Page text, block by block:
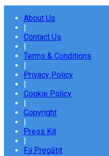
About Us
|
Contact Us
|
Terms & Conditions
|
Privacy Policy
|
Cookie Policy
|
Copyright
|
Press Kit
|
Fii Pregătit